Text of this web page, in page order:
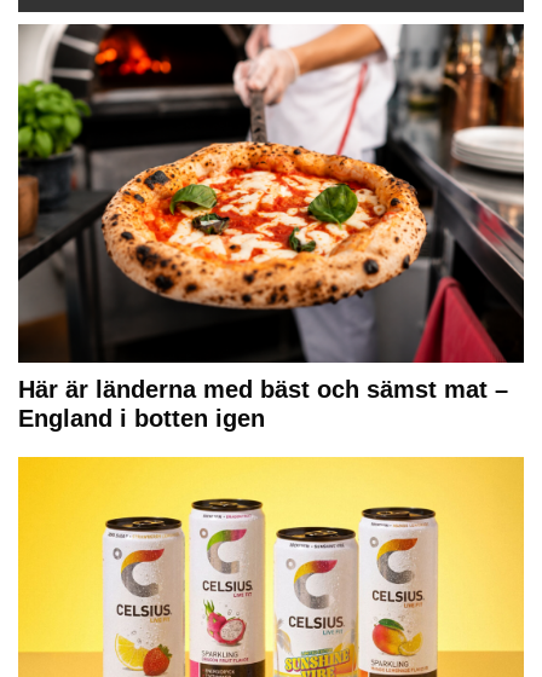
Här är länderna med bäst och sämst mat –
England i botten igen